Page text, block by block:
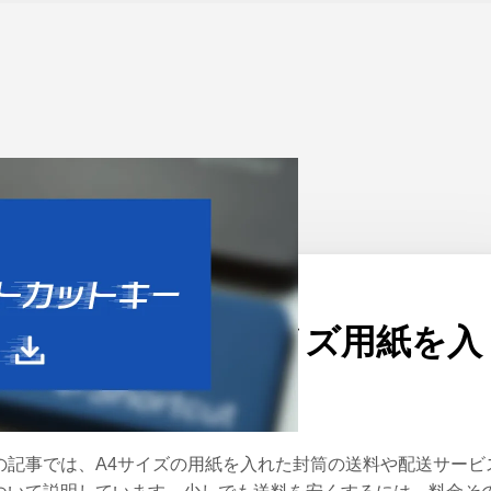
ム > Word 公開日： 2019/11/01
れが安い？A4サイズ用紙を入
封筒の送料
記事では、A4サイズの用紙を入れた封筒の送料や配送サービ